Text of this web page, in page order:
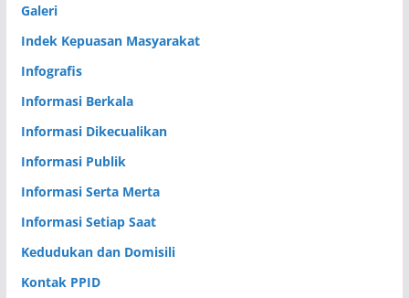
Galeri
Indek Kepuasan Masyarakat
Infografis
Informasi Berkala
Informasi Dikecualikan
Informasi Publik
Informasi Serta Merta
Informasi Setiap Saat
Kedudukan dan Domisili
Kontak PPID